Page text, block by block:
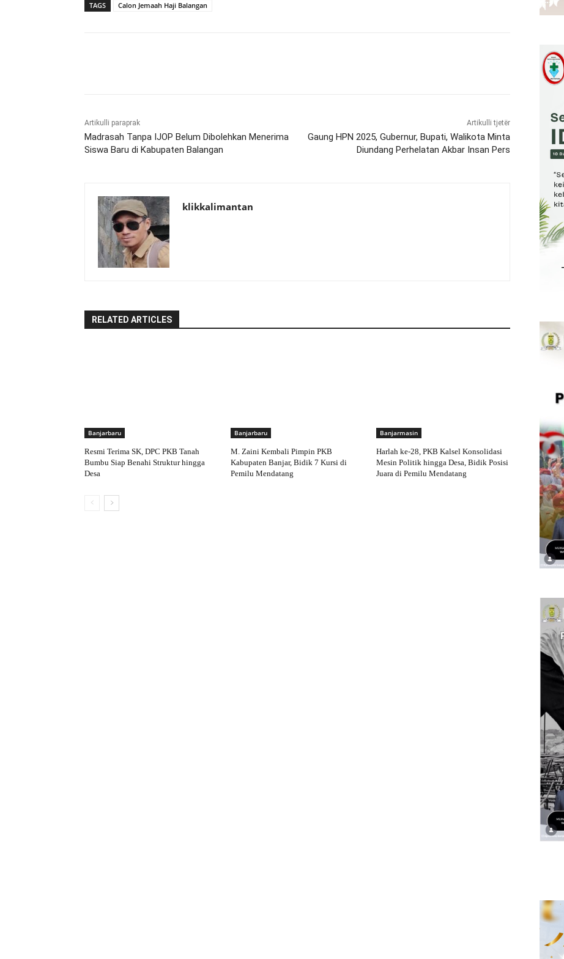
TAGS Calon Jemaah Haji Balangan
Artikulli paraprak
Madrasah Tanpa IJOP Belum Dibolehkan Menerima
Siswa Baru di Kabupaten Balangan
Artikulli tjetër
Gaung HPN 2025, Gubernur, Bupati, Walikota Minta
Diundang Perhelatan Akbar Insan Pers
klikkalimantan
RELATED ARTICLES
Banjarbaru
Resmi Terima SK, DPC PKB Tanah
Bumbu Siap Benahi Struktur hingga
Desa
Banjarbaru
M. Zaini Kembali Pimpin PKB
Kabupaten Banjar, Bidik 7 Kursi di
Pemilu Mendatang
Banjarmasin
Harlah ke-28, PKB Kalsel Konsolidasi
Mesin Politik hingga Desa, Bidik Posisi
Juara di Pemilu Mendatang